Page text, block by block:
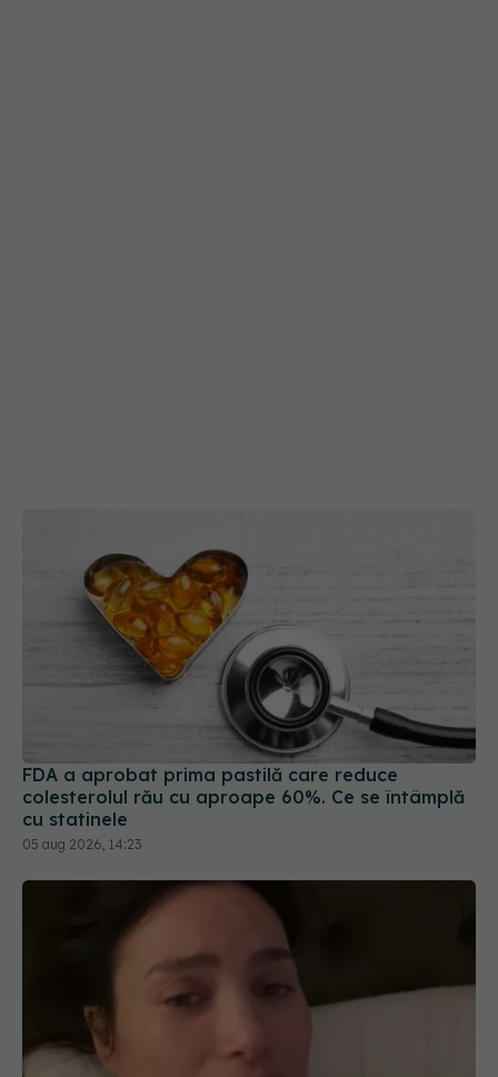
FDA a aprobat prima pastilă care reduce
colesterolul rău cu aproape 60%. Ce se întâmplă
cu statinele
05 aug 2026, 14:23